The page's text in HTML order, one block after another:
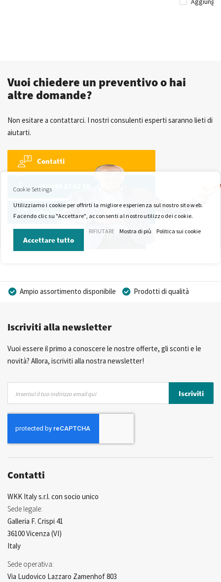
Vuoi chiedere un preventivo o hai
altre domande?
Non esitare a contattarci. I nostri consulenti esperti saranno lieti di
aiutarti.
Contatti
+39 0444 27 62 18
sales@wkk-europe.it
Ampio assortimento disponibile
Prodotti di qualità
Consulenza Personalizzata
Iscriviti alla newsletter
Vuoi essere il primo a conoscere le nostre offerte, gli sconti e le
novità? Allora, iscriviti alla nostra newsletter!
nostra
Newsletter:
Iscriviti
Contatti
WKK Italy s.r.l. con socio unico
Sede legale:
Galleria F. Crispi 41
36100 Vicenza (VI)
Italy
Sede operativa:
Via Ludovico Lazzaro Zamenhof 803
Cookie Settings
Utilizziamo i cookie per offrirti la migliore esperienza sul nostro sito web.
Facendo clic su "Accettare", acconsenti al nostro utilizzo dei cookie.
Accettare tutto
RIFIUTARE Mostra di più Politica sui cookie